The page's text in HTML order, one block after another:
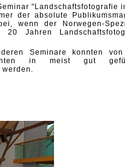
"Landschaftsfotografie
der absolute
wenn der Norwegen-
Jahren
Seminare konnten von
in meist gut
werden.